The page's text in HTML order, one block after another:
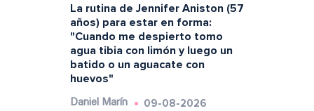
La rutina de Jennifer Aniston (57
años) para estar en forma:
"Cuando me despierto tomo
agua tibia con limón y luego un
batido o un aguacate con
huevos"
Daniel Marín 09-08-2026